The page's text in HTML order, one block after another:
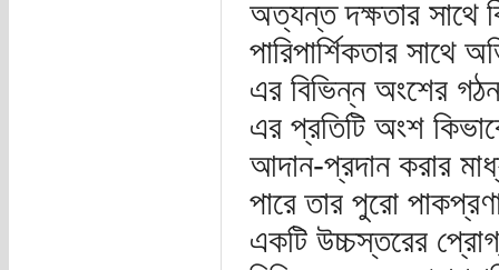
অত্যন্ত দক্ষতার সাথে
পারিপার্শিকতার
এর বিভিন্ন অংশের
এর প্রতিটি অংশ
আদান-প্রদান করার
পারে তার পুরো
একটি উচ্চস্তরের